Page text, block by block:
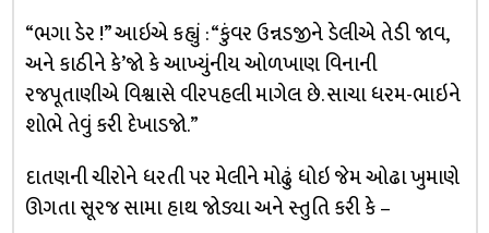
“ભગા ડેર !” આઇએ કહ્યું : “કુંવર ઉન્નડજીને ડેલીએ તેડી જાવ,
અને કાઠીને કે’જો કે આખ્યુંનીય ઓળખાણ વિનાની
રજપૂતાણીએ વિશ્વાસે વીરપહલી માગેલ છે. સાચા ધરમ-ભાઇને
શોભે તેવું કરી દેખાડજો.”
દાતણની ચીરોને ધરતી પર મેલીને મોઢું ધોઇ જેમ ઓઢા ખુમાણે
ઊગતા સૂરજ સામા હાથ જોડ્યા અને સ્તુતિ કરી કે –